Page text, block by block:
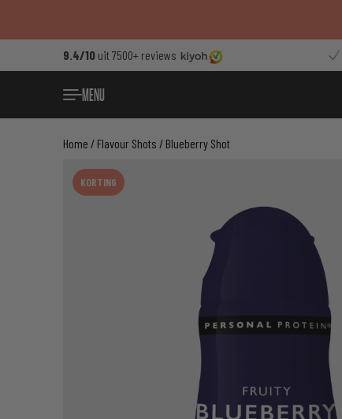
9.4/10 uit 7500+ reviews
MENU
Home / Flavour Shots / Blueberry Shot
KORTING